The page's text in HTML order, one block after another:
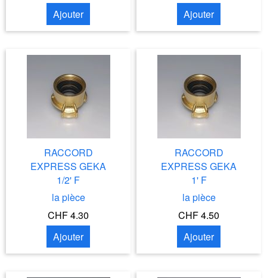
Ajouter
Ajouter
RACCORD
EXPRESS GEKA
1/2' F
la pièce
CHF 4.30
Ajouter
RACCORD
EXPRESS GEKA
1' F
la pièce
CHF 4.50
Ajouter